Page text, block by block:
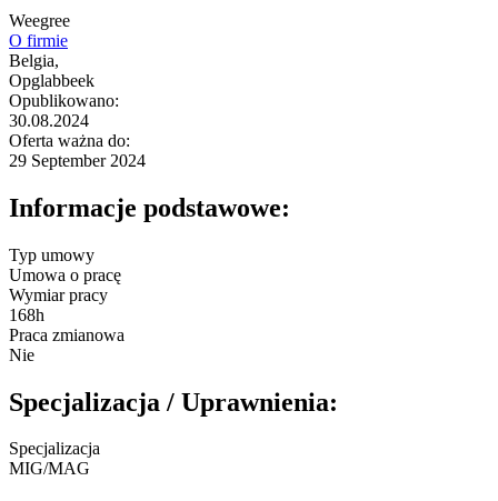
Weegree
O firmie
Belgia,
Opglabbeek
Opublikowano:
30.08.2024
Oferta ważna do:
29 September 2024
Informacje podstawowe:
Typ umowy
Umowa o pracę
Wymiar pracy
168h
Praca zmianowa
Nie
Specjalizacja / Uprawnienia:
Specjalizacja
MIG/MAG